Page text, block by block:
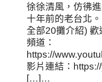
徐徐清風，仿彿
十年前的老台北
全部20攤介紹)
頻道：
https://
影片連結：
[…]…